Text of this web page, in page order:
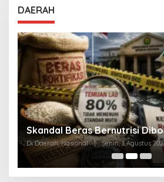
DAERAH
Skandal Beras Bernutrisi
Di Daerah, Nasional | Senin, 3 Agustus